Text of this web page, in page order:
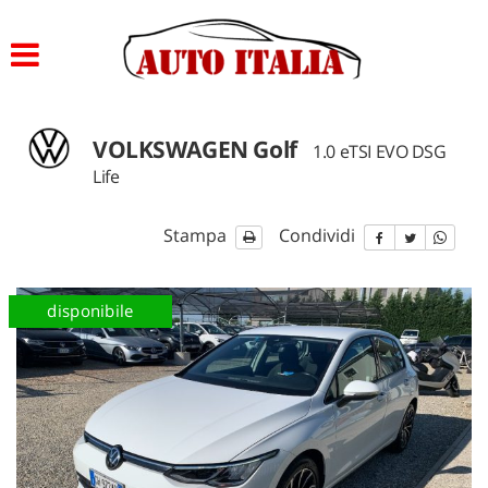
VOLKSWAGEN Golf
1.0 eTSI EVO DSG
Life
Stampa Condividi
disponibile
Le
tue
consenso
Il
seguente
esprimere
tue
preferenze
di
consenso
alle
tecnologie
di